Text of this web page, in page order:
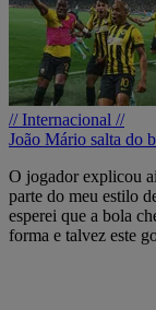
// Internacional //
João Mário salta do
O jogador explicou
parte do meu estilo
esperei que a bola
forma e talvez este